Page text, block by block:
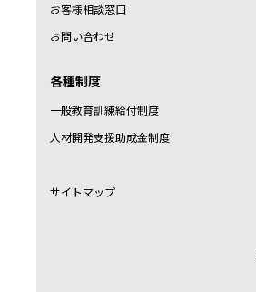
お客様相談窓口
お問い合わせ
各種制度
一般教育訓練給付制度
人材開発支援助成金制度
サイトマップ